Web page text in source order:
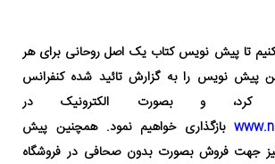
تا پیش نویس کتاب یک اصل روحانی برای هر
پیش نویس را به گزارش تائید شده کنفرانس
کرد، و بصورت الکترونیک در
بازگذاری خواهیم نمود. همچنین پیش
جهت فروش بصورت بدون صحافی در فروشگاه